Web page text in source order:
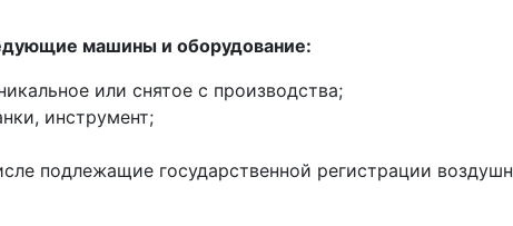
машины и оборудование:
или снятое с производства;
инструмент;
подлежащие государственной регистрации